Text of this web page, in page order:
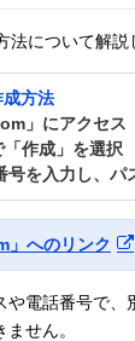
について解説
方法
」にアクセス
作成」を選択
を入力し、パ
へのリンク
電話番号で、
せん。